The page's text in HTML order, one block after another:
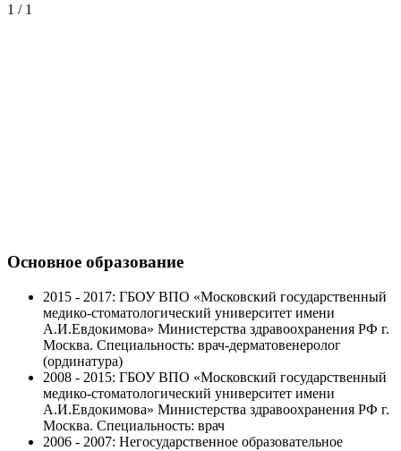
1 / 1
Основное образование
2015 - 2017: ГБОУ ВПО «Московский государственный
медико-стоматологический университет имени
А.И.Евдокимова» Министерства здравоохранения РФ г.
Москва. Специальность: врач-дерматовенеролог
(ординатура)
2008 - 2015: ГБОУ ВПО «Московский государственный
медико-стоматологический университет имени
А.И.Евдокимова» Министерства здравоохранения РФ г.
Москва. Специальность: врач
2006 - 2007: Негосударственное образовательное